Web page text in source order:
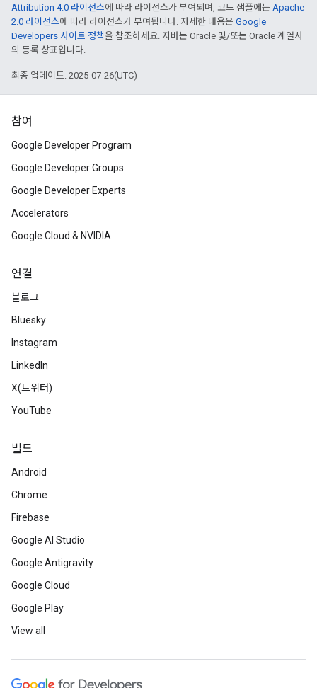
Attribution 4.0 라이선스에 따라 라이선스가 부여되며, 코드 샘플에는 Apache
2.0 라이선스에 따라 라이선스가 부여됩니다. 자세한 내용은 Google
Developers 사이트 정책을 참조하세요. 자바는 Oracle 및/또는 Oracle 계열사
의 등록 상표입니다.
최종 업데이트: 2025-07-26(UTC)
참여
Google Developer Program
Google Developer Groups
Google Developer Experts
Accelerators
Google Cloud & NVIDIA
연결
블로그
Bluesky
Instagram
LinkedIn
X(트위터)
YouTube
빌드
Android
Chrome
Firebase
Google AI Studio
Google Antigravity
Google Cloud
Google Play
View all